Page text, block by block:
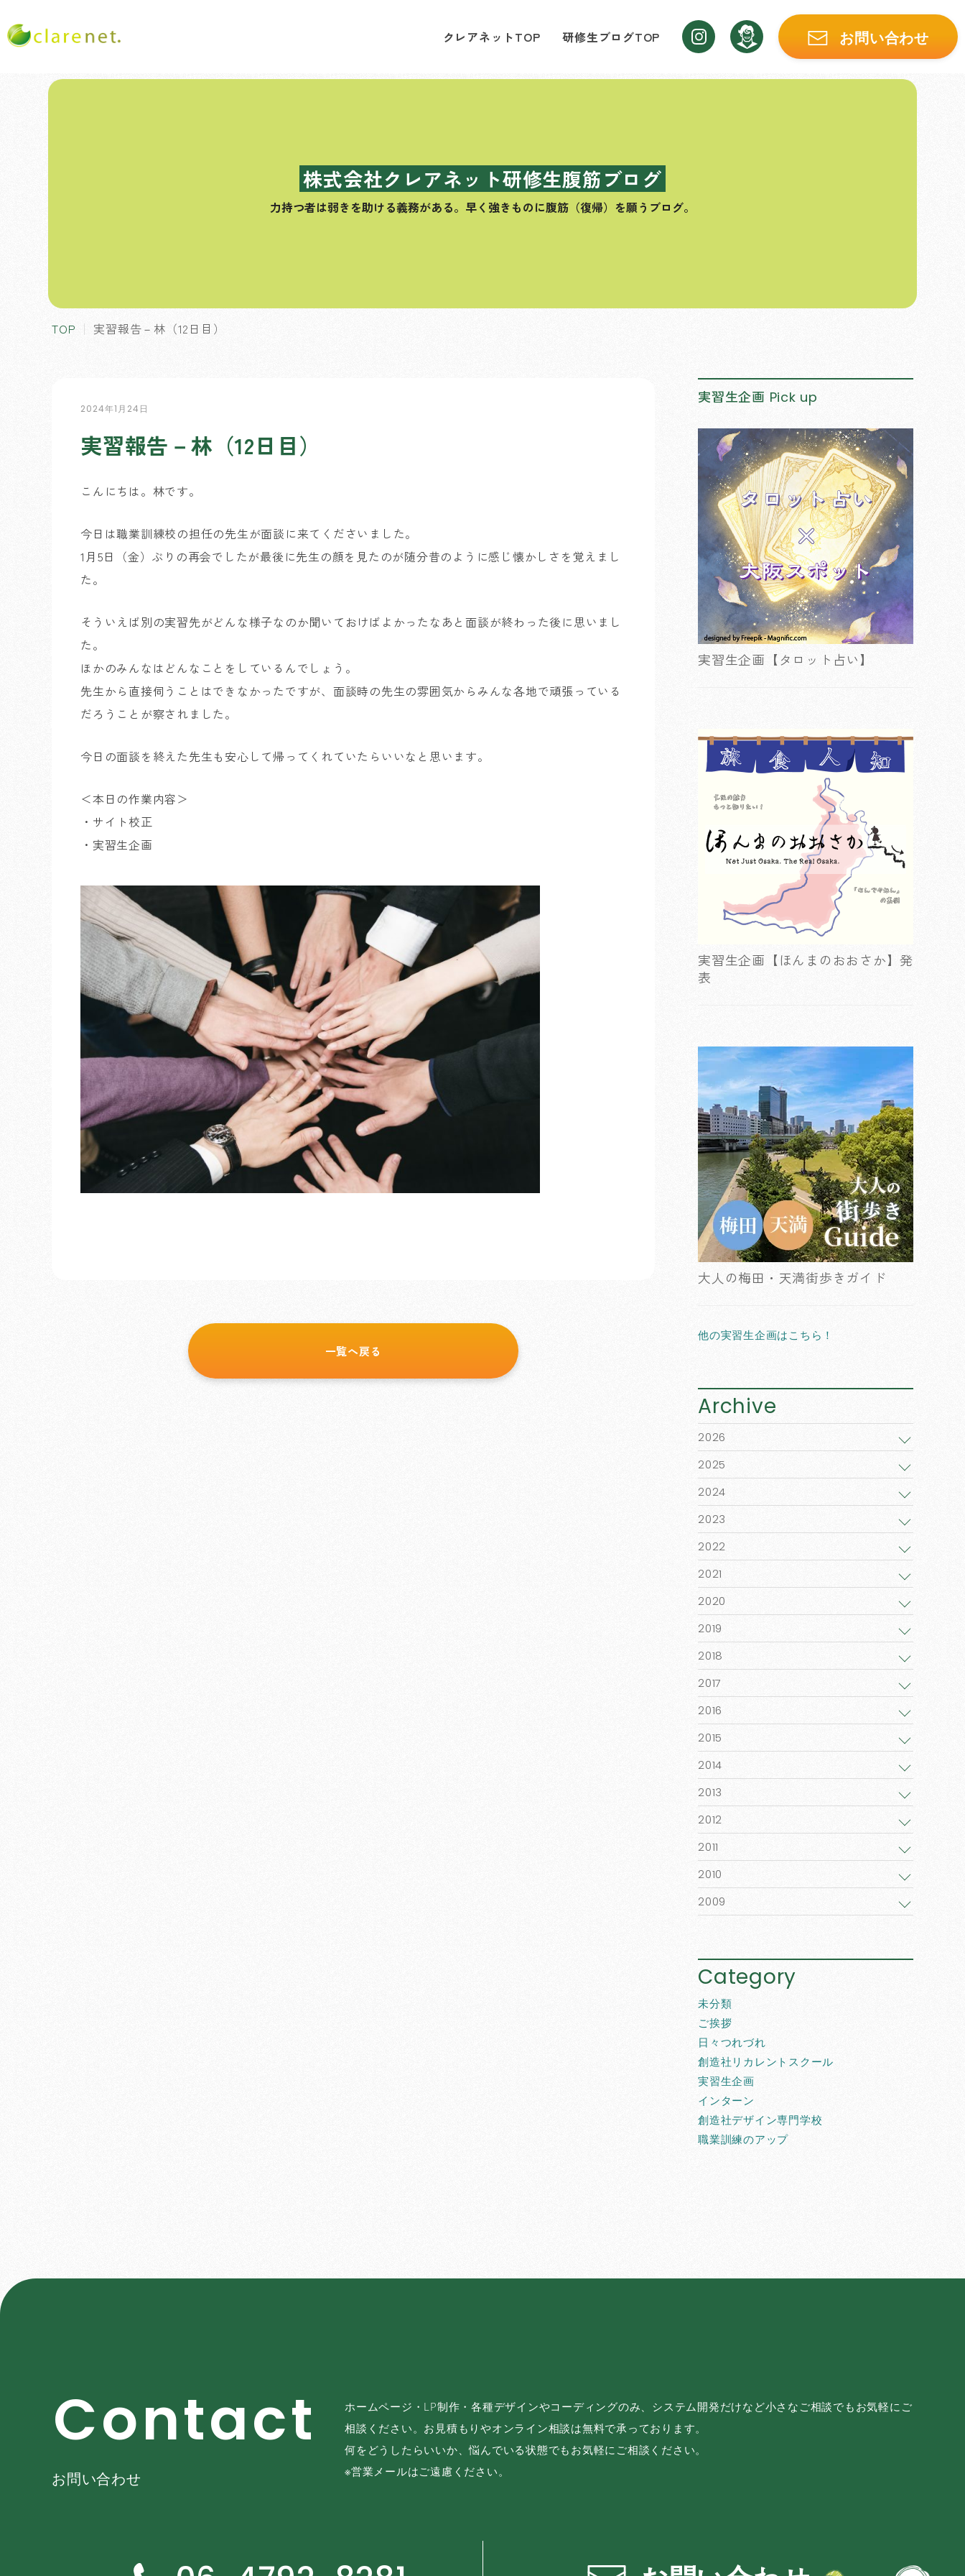
クレアネットTOP 研修生ブログTOP お問い合わせ
株式会社クレアネット研修生腹筋ブログ
力持つ者は弱きを助ける義務がある。 早く強きものに腹筋（復帰）を願うブログ。
TOP 実習報告－林（12日目）
2024年1月24日
実習報告－林（12日目）
こんにちは。林です。
今日は職業訓練校の担任の先生が面談に来てくださいました。
1月5日（金）ぶりの再会でしたが最後に先生の顔を見たのが随分昔のように感じ懐かしさを覚えまし
た。
そういえば別の実習先がどんな様子なのか聞いておけばよかったなあと面談が終わった後に思いまし
た。
ほかのみんなはどんなことをしているんでしょう。
先生から直接伺うことはできなかったですが、面談時の先生の雰囲気からみんな各地で頑張っている
だろうことが察されました。
今日の面談を終えた先生も安心して帰ってくれていたらいいなと思います。
＜本日の作業内容＞
・サイト校正
・実習生企画
一覧へ戻る
実習生企画 Pick up
実習生企画【タロット占い】
実習生企画【ほんまのおおさか】発
表
大人の梅田・天満街歩きガイド
他の実習生企画はこちら！
Archive
2026
2025
2024
2023
2022
2021
2020
2019
2018
2017
2016
2015
2014
2013
2012
2011
2010
2009
Category
未分類
ご挨拶
日々つれづれ
創造社リカレントスクール
実習生企画
インターン
創造社デザイン専門学校
職業訓練のアップ
Contact
お問い合わせ
ホームページ・LP制作・各種デザインやコーディングのみ、システム開発だけなど小さなご相談でもお気軽にご
相談ください。お見積もりやオンライン相談は無料で承っております。
何をどうしたらいいか、悩んでいる状態でもお気軽にご相談ください。
※営業メールはご遠慮ください。